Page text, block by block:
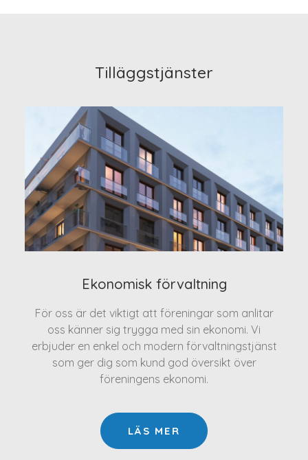
Tilläggstjänster
Ekonomisk förvaltning
För oss är det viktigt att föreningar som anlitar
oss känner sig trygga med sin ekonomi. Vi
erbjuder en enkel och modern förvaltningstjänst
som ger dig som kund god översikt över
föreningens ekonomi.
LÄS MER